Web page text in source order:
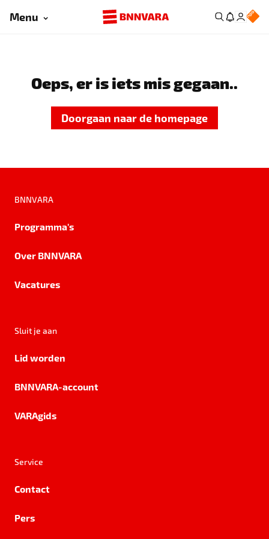
Menu
Oeps, er is iets mis gegaan..
Doorgaan naar de homepage
BNNVARA
Programma's
Over BNNVARA
Vacatures
Sluit je aan
Lid worden
BNNVARA-account
VARAgids
Service
Contact
Pers